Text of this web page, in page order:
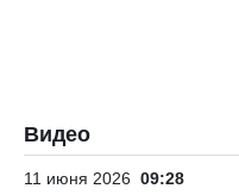
Видео
11 июня 2026 09:28